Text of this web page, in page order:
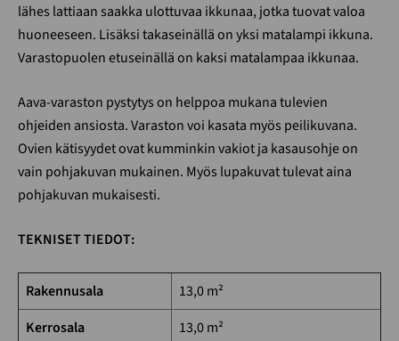
lähes lattiaan saakka ulottuvaa ikkunaa, jotka tuovat valoa
huoneeseen. Lisäksi takaseinällä on yksi matalampi ikkuna.
Varastopuolen etuseinällä on kaksi matalampaa ikkunaa.
Aava-varaston pystytys on helppoa mukana tulevien
ohjeiden ansiosta. Varaston voi kasata myös peilikuvana.
Ovien kätisyydet ovat kumminkin vakiot ja kasausohje on
vain pohjakuvan mukainen. Myös lupakuvat tulevat aina
pohjakuvan mukaisesti.
TEKNISET TIEDOT:
Rakennusala
13,0 m²
Kerrosala
13,0 m²